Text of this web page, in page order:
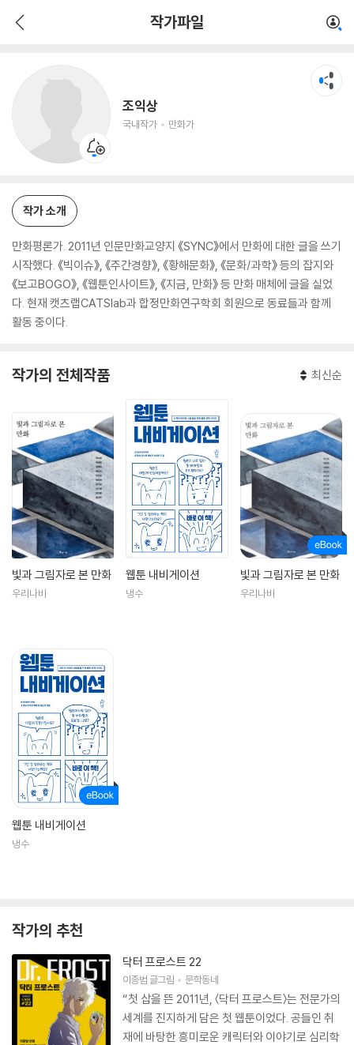
작가파일
조익상
국내작가 만화가
작가 소개
만화평론가. 2011년 인문만화교양지 《SYNC》에서 만화에 대한 글을 쓰기
시작했다. 《빅이슈》, 《주간경향》, 《황해문화》, 《문화/과학》 등의 잡지와
《보고BOGO》, 《웹툰인사이트》, 《지금, 만화》 등 만화 매체에 글을 실었
다. 현재 캣츠랩CATSlab과 합정만화연구학회 회원으로 동료들과 함께
활동 중이다.
작가의 전체작품 최신순
빛과 그림자로 본 만화
우리나비
웹툰 내비게이션
냉수
빛과 그림자로 본 만화
우리나비
웹툰 내비게이션
냉수
작가의 추천
닥터 프로스트 22
이종범글그림 문학동네
“첫 삽을 뜬 2011년, 〈닥터 프로스트〉는 전문가의
세계를 진지하게 담은 첫 웹툰이었다. 공들인 취
재에 바탕한 흥미로운 캐릭터와 이야기로 심리학